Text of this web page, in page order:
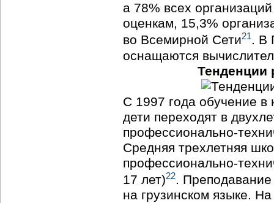
а 78% всех
оценкам, 15,3%
во Всемирной Сети21. В
оснащаются
Тенденции
С 1997 года обучение в
дети переходят в
профессионально-
Средняя трехлетняя
профессионально-
17 лет)22.
на грузинском языке.